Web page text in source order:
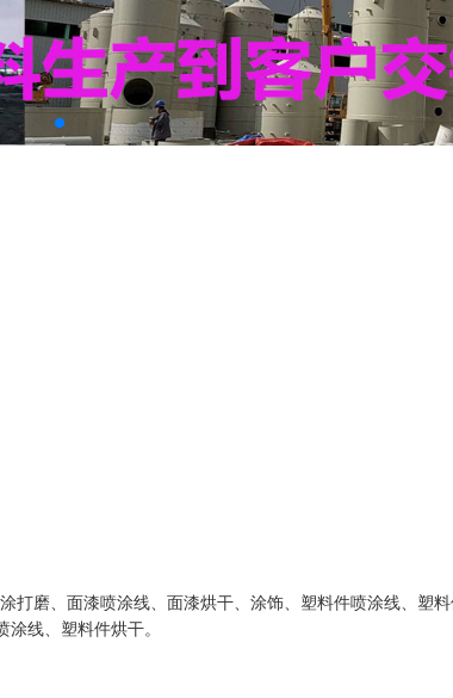
磨、面漆喷涂线、面漆烘干、涂饰、塑料件喷涂线、塑料
线、塑料件烘干。